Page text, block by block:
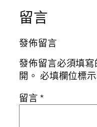
留言
發佈留言
發佈留言必須填
開。 必填欄位標
留言*